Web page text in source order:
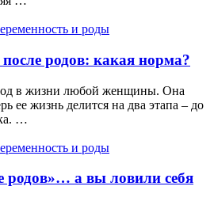
и роды
родов: какая норма?
в жизни любой женщины. Она
ее жизнь делится на два этапа – до
…
и роды
родов»… а вы ловили себя